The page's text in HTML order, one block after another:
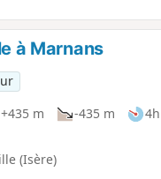
à Marnans
+435 m -435 m
(Isère)